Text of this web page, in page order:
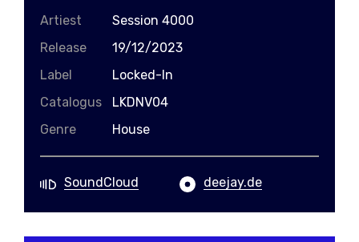
Artiest
Session 4000
Release
19/12/2023
Label
Locked-In
Catalogus
LKDNV04
Genre
House
SoundCloud deejay.de